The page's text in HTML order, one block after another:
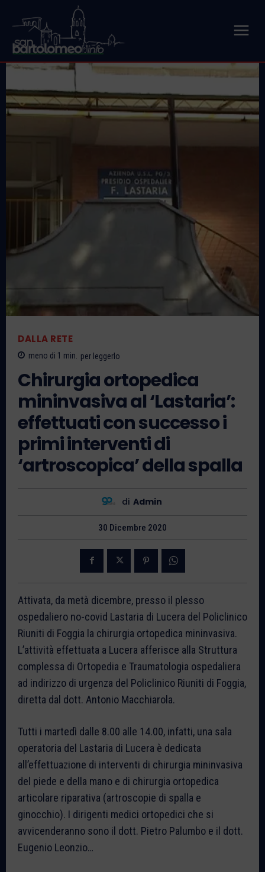
DALLA RETE
meno di 1 min. per leggerlo
Chirurgia ortopedica
mininvasiva al ‘Lastaria’:
effettuati con successo i
primi interventi di
‘artroscopica’ della spalla
di Admin
30 Dicembre 2020
Attivata, da metà dicembre, presso il plesso
ospedaliero no-covid Lastaria di Lucera del Policlinico
Riuniti di Foggia la chirurgia ortopedica mininvasiva.
L’attività effettuata a Lucera afferisce alla Struttura
complessa di Ortopedia e Traumatologia ospedaliera
ad indirizzo di urgenza del Policlinico Riuniti di Foggia,
diretta dal dott. Antonio Macchiarola.
Tutti i martedì dalle 8.00 alle 14.00, infatti, una sala
operatoria del Lastaria di Lucera è dedicata
all’effettuazione di interventi di chirurgia mininvasiva
del piede e della mano e di chirurgia ortopedica
articolare riparativa (artroscopie di spalla e
ginocchio). I dirigenti medici ortopedici che si
avvicenderanno sono il dott. Pietro Palumbo e il dott.
Eugenio Leonzio…